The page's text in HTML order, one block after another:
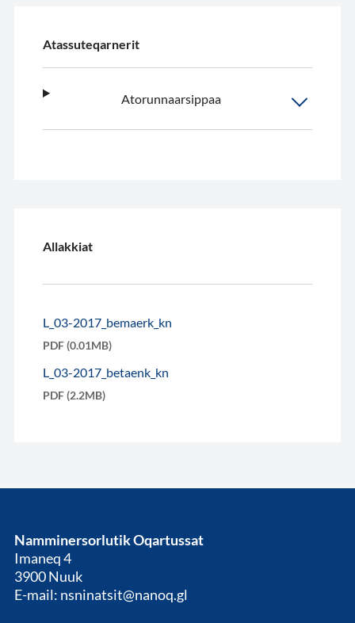
Atassuteqarnerit
Atorunnaarsippaa
Allakkiat
L_03-2017_bemaerk_kn
PDF (0.01MB)
L_03-2017_betaenk_kn
PDF (2.2MB)
Namminersorlutik Oqartussat
Imaneq 4
3900 Nuuk
E-mail: nsninatsit@nanoq.gl